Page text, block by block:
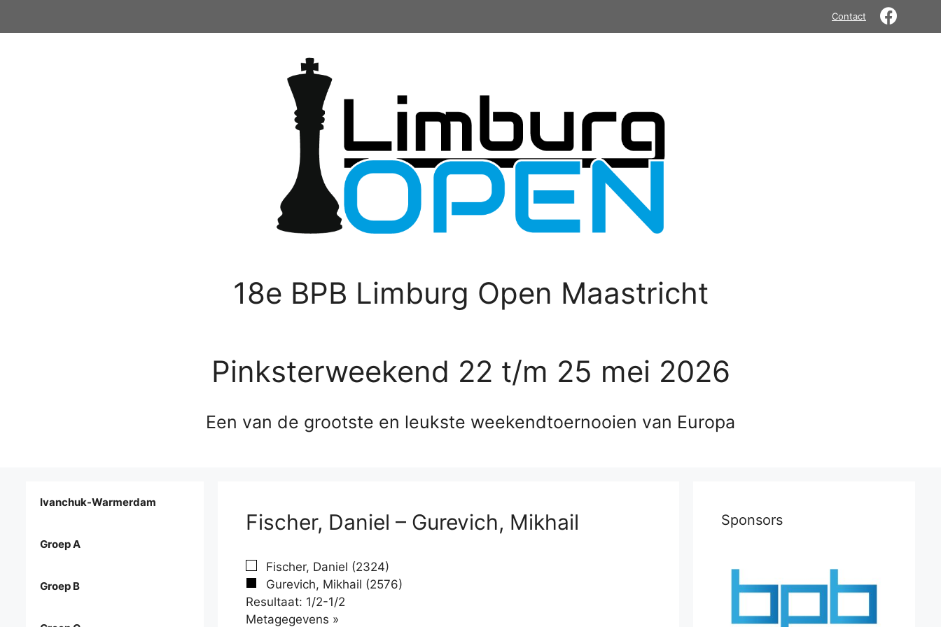
Contact
18e BPB Limburg Open Maastricht
Pinksterweekend 22 t/m 25 mei 2026
Een van de grootste en leukste weekendtoernooien van Europa
Fischer, Daniel – Gurevich, Mikhail
Fischer, Daniel (2324)
Gurevich, Mikhail (2576)
Resultaat: 1/2-1/2
Metagegevens »
Ivanchuk-Warmerdam
Groep A
Groep B
Sponsors